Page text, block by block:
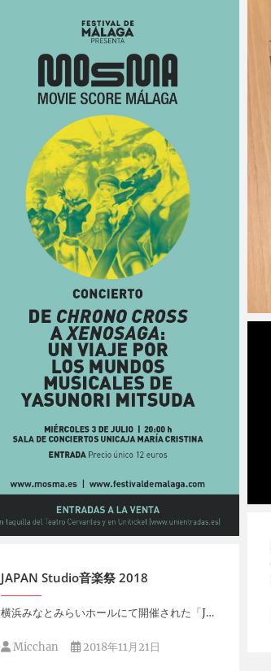
JAPAN Studio音楽祭 2018
横浜みなとみらいホールにて開催された「J…
Micchan 2018年11月21日